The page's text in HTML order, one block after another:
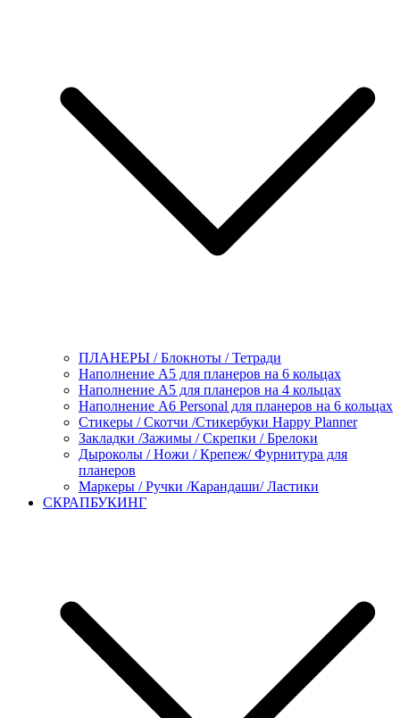
ПЛАНЕРЫ / Блокноты / Тетради
Наполнение А5 для планеров на 6 кольцах
Наполнение А5 для планеров на 4 кольцах
Наполнение А6 Personal для планеров на 6 кольцах
Стикеры / Скотчи /Стикербуки Happy Planner
Закладки /Зажимы / Скрепки / Брелоки
Дыроколы / Ножи / Крепеж/ Фурнитура для
планеров
Маркеры / Ручки /Карандаши/ Ластики
СКРАПБУКИНГ